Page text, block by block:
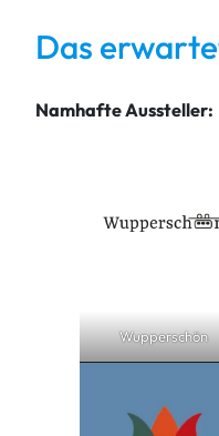
Das
Namhafte Aussteller:
Wupperschön